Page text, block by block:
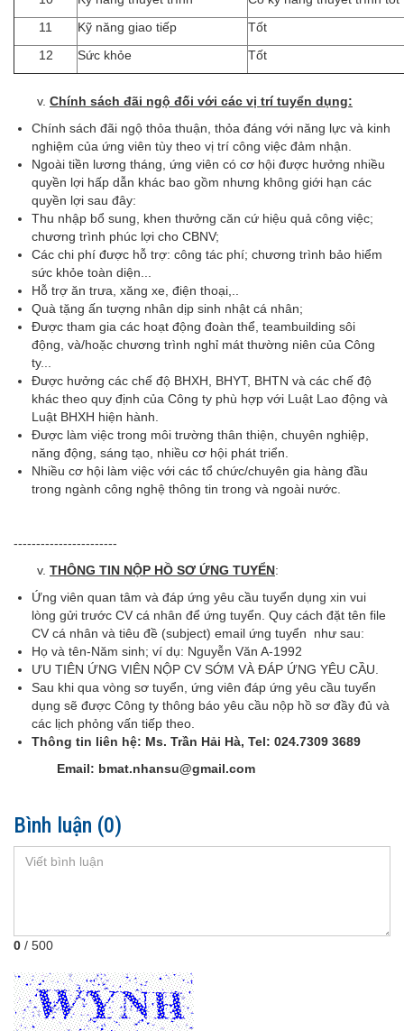
11
Kỹ năng giao tiếp
Tốt
12
Sức khỏe Tốt
Chính sách đãi ngộ đối với các vị trí tuyển dụng:
Chính sách đãi ngộ thỏa thuận, thỏa đáng với năng lực và kinh
nghiệm của ứng viên tùy theo vị trí công việc đảm nhận.
Ngoài tiền lương tháng, ứng viên có cơ hội được hưởng nhiều
quyền lợi hấp dẫn khác bao gồm nhưng không giới hạn các
quyền lợi sau đây:
Thu nhập bổ sung, khen thưởng căn cứ hiệu quả công việc;
chương trình phúc lợi cho CBNV;
Các chi phí được hỗ trợ: công tác phí; chương trình bảo hiểm
sức khỏe toàn diện...
Hỗ trợ ăn trưa, xăng xe, điện thoại,..
Quà tặng ấn tượng nhân dịp sinh nhật cá nhân;
Được tham gia các hoạt động đoàn thể, teambuilding sôi
động, và/hoặc chương trình nghỉ mát thường niên của Công
ty...
Được hưởng các chế độ BHXH, BHYT, BHTN và các chế độ
khác theo quy định của Công ty phù hợp với Luật Lao động và
Luật BHXH hiện hành.
Được làm việc trong môi trường thân thiện, chuyên nghiệp,
năng động, sáng tạo, nhiều cơ hội phát triển.
Nhiều cơ hội làm việc với các tổ chức/chuyên gia hàng đầu
trong ngành công nghệ thông tin trong và ngoài nước.
-----------------------
THÔNG TIN NỘP HỒ SƠ ỨNG TUYỂN:
Ứng viên quan tâm và đáp ứng yêu cầu tuyển dụng xin vui
lòng gửi trước CV cá nhân để ứng tuyển. Quy cách đặt tên file
CV cá nhân và tiêu đề (subject) email ứng tuyển như sau:
Họ và tên-Năm sinh; ví dụ: Nguyễn Văn A-1992
ƯU TIÊN ỨNG VIÊN NỘP CV SỚM VÀ ĐÁP ỨNG YÊU CẦU.
Sau khi qua vòng sơ tuyển, ứng viên đáp ứng yêu cầu tuyển
dụng sẽ được Công ty thông báo yêu cầu nộp hồ sơ đầy đủ và
các lịch phỏng vấn tiếp theo.
Thông tin liên hệ: Ms. Trần Hải Hà, Tel: 024.7309 3689
Email: bmat.nhansu@gmail.com
Bình luận (0)
0 / 500